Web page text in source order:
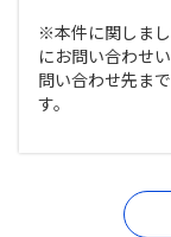
※本件に関しまし
にお問い合わせ
問い合わせ先ま
す。